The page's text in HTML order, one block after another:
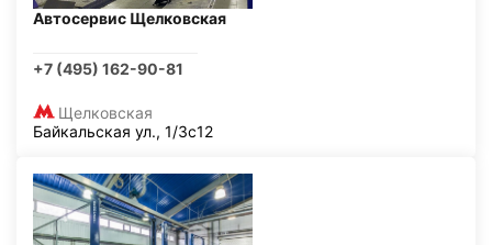
Автосервис Щелковская
+7 (495) 162-90-81
Щелковская
Байкальская ул., 1/3с12